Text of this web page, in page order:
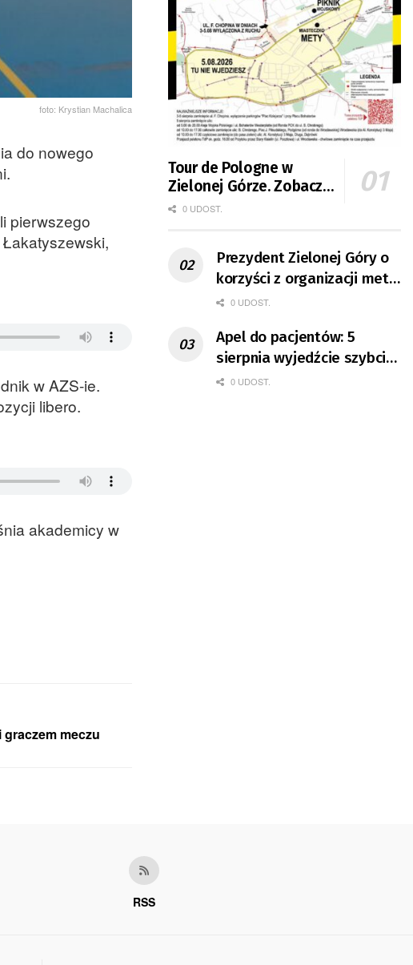
foto: Krystian Machalica
do nowego
pierwszego
w AZS-ie.
libero.
akademicy w
meczu
Tour de Pologne w
Zielonej Górze. Zobacz
zmiany w organizacji
0 UDOST.
Prezydent Zielonej Góry o
korzyści z organizacji mety
Tour de Pologne
0 UDOST.
Apel do pacjentów: 5
sierpnia wyjedźcie szybciej
z domów
0 UDOST.
RSS